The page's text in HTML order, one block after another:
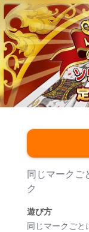
ソリティアクロンダ
ゲーム紹介
同じマークご
ク
遊び方
同じマークごと